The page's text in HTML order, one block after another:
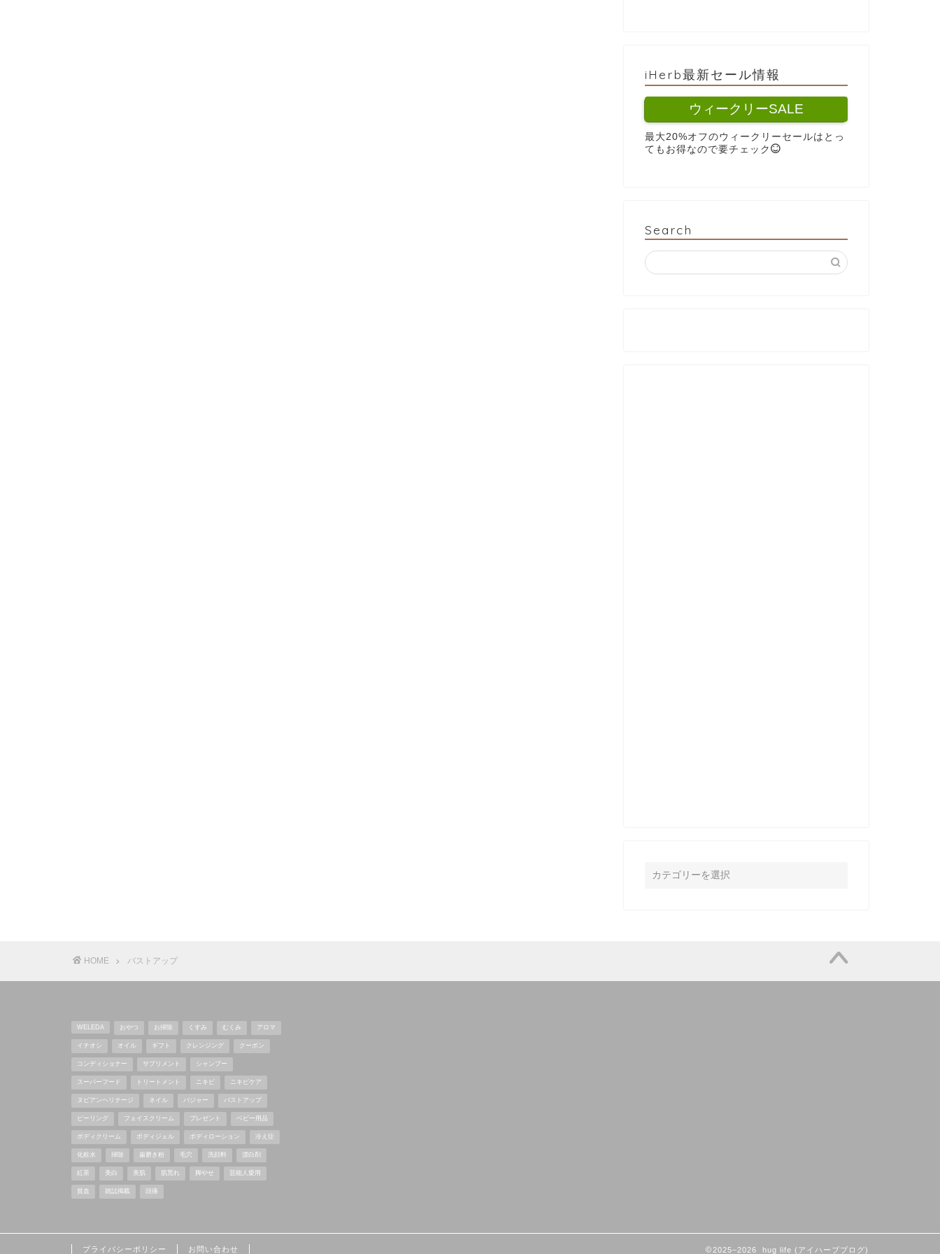
iHerb最新セール情報
ウィークリーSALE
最大20%オフのウィークリーセールはとっ
てもお得なので要チェック
Search
HOME バストアップ
WELEDA おやつ お掃除 くすみ むくみ アロマ
イチオシ オイル ギフト クレンジング クーポン
コンディショナー サプリメント シャンプー
スーパーフード トリートメント ニキビ ニキビケア
ヌビアンヘリテージ ネイル バジャー バストアップ
ピーリング フェイスクリーム プレゼント ベビー用品
ボディクリーム ボディジェル ボディローション 冷え症
化粧水 掃除 歯磨き粉 毛穴 洗顔料 漂白剤
紅茶 美白 美肌 肌荒れ 脚やせ 芸能人愛用
貧血 雑誌掲載 頭痛
プライバシーポリシー お問い合わせ 2025–2026 hug life (アイハーブブログ)